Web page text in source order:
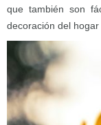
que también son
decoración del